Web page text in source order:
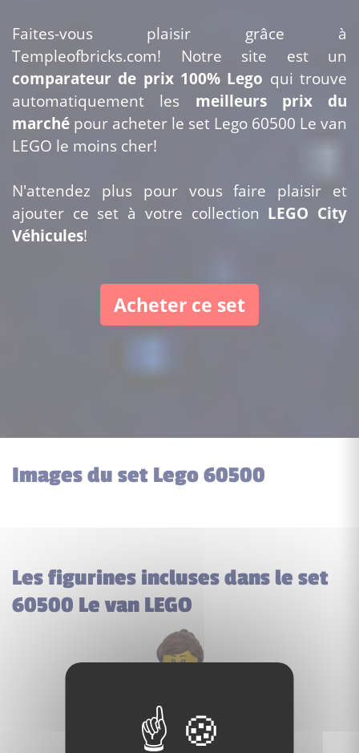
Faites-vous plaisir grâce à
Templeofbricks.com! Notre site est un
comparateur de prix 100% Lego qui trouve
automatiquement les meilleurs prix du
marché pour acheter le set Lego 60500 Le van
LEGO le moins cher!
N'attendez plus pour vous faire plaisir et
ajouter ce set à votre collection LEGO City
Véhicules!
Acheter ce set
Images du set Lego 60500
Les figurines incluses dans le set
60500 Le van LEGO